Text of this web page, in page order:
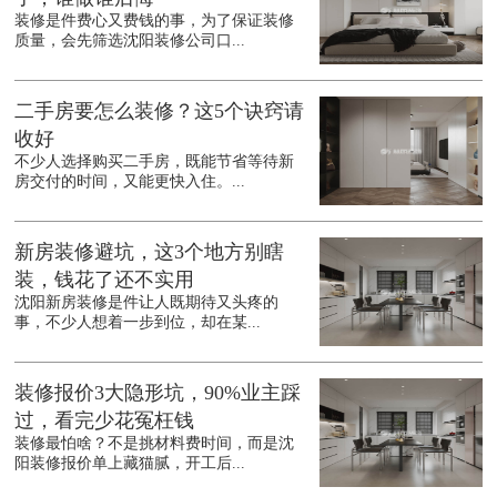
装修是件费心又费钱的事，为了保证装修
质量，会先筛选沈阳装修公司口...
二手房要怎么装修？这5个诀窍请
收好
不少人选择购买二手房，既能节省等待新
房交付的时间，又能更快入住。...
新房装修避坑，这3个地方别瞎
装，钱花了还不实用
沈阳新房装修是件让人既期待又头疼的
事，不少人想着一步到位，却在某...
装修报价3大隐形坑，90%业主踩
过，看完少花冤枉钱
装修最怕啥？不是挑材料费时间，而是沈
阳装修报价单上藏猫腻，开工后...